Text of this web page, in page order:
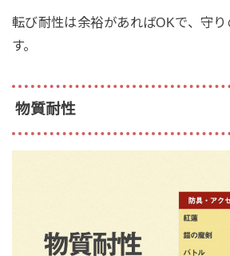
転び耐性は余裕があればOKで、守
す。
物質耐性